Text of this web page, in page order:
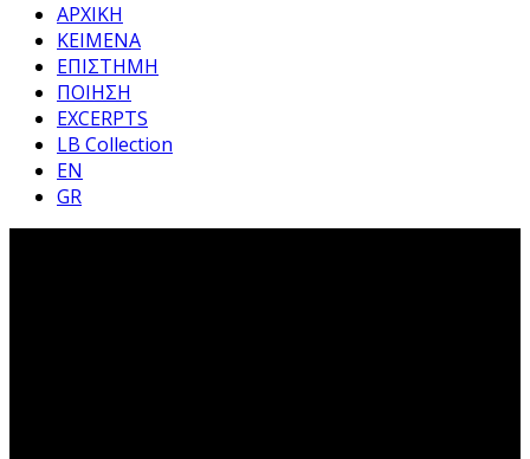
ΑΡΧΙΚΗ
ΚΕΙΜΕΝΑ
ΕΠΙΣΤΗΜΗ
ΠΟΙΗΣΗ
EXCERPTS
LB Collection
EN
GR